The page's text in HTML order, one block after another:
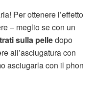
Per ottenere l’effetto
– meglio se con un
sulla pelledopo
all’asciugatura con
asciugarla con il phon